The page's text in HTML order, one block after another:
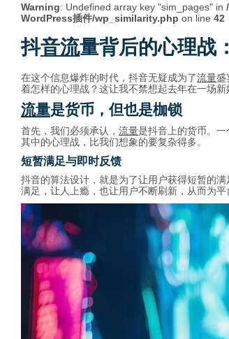
Warning: Undefined array key "sim_pages" in
WordPress插件/wp_similarity.php on line 42
抖音流量背后的心理战
在这个信息爆炸的时代，抖音无疑成为了流量盛
着怎样的心理战？这让我不禁想起去年在一场
流量是货币，但也是枷锁
首先，我们必须承认， 流量是抖音上的货币。一
其中的心理战，比我们想象的要复杂得多。
短暂满足与即时反馈
抖音的算法设计，就是为了让用户获得短暂的满
满足，让人上瘾，也让用户不断刷新，从而为平